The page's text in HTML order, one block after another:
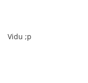
Vidu ;p